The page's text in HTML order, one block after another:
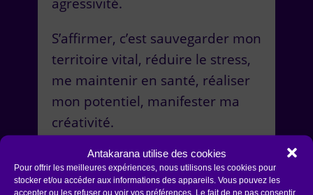
Antakarana utilise des cookies
Pour offrir les meilleures expériences, nous utilisons les cookies pour
stocker et/ou accéder aux informations des appareils. Vous pouvez les
accepter ou les refuser ou voir vos préférences. Le fait de ne pas consentir
S’affirmer, c’est sauvegarder mon
territoire vital, réduire le stress,
me maintenir en santé, réaliser
mon potentiel, manifester ma
créativité.
S’affirmer, c’est VIVRE !